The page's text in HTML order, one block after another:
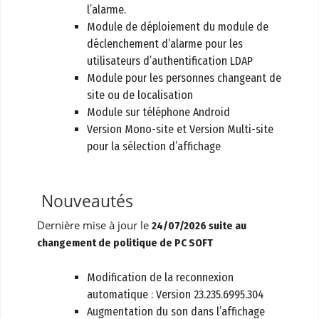
l’alarme.
Module de déploiement du module de
déclenchement d’alarme pour les
utilisateurs d’authentification LDAP
Module pour les personnes changeant de
site ou de localisation
Module sur téléphone Android
Version Mono-site et Version Multi-site
pour la sélection d’affichage
Nouveautés
Dernière mise à jour le 24/07/2026 suite au
changement de politique de PC SOFT
Modification de la reconnexion
automatique : Version 23.235.6995.304
Augmentation du son dans l’affichage